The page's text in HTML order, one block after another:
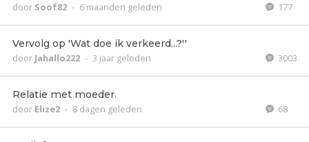
door Soof82 - 6 maanden geleden 177
Vervolg op 'Wat doe ik verkeerd...?''
door Jahallo222 - 3 jaar geleden 3003
Relatie met moeder.
door Elize2 - 8 dagen geleden 68